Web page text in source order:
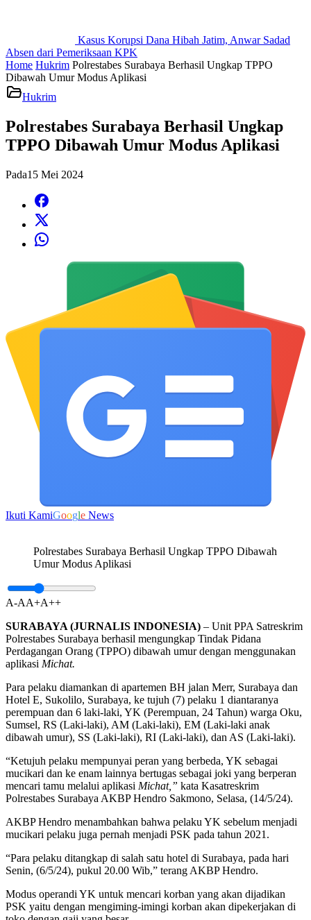
Kasus Korupsi Dana Hibah Jatim, Anwar Sadad
Absen dari Pemeriksaan KPK
Home Hukrim Polrestabes Surabaya Berhasil Ungkap TPPO
Dibawah Umur Modus Aplikasi
Hukrim
Polrestabes Surabaya Berhasil Ungkap
TPPO Dibawah Umur Modus Aplikasi
Pada15 Mei 2024
Ikuti KamiGoogle News
Polrestabes Surabaya Berhasil Ungkap TPPO Dibawah
Umur Modus Aplikasi
A-AA+A++
SURABAYA (JURNALIS INDONESIA) – Unit PPA Satreskrim
Polrestabes Surabaya berhasil mengungkap Tindak Pidana
Perdagangan Orang (TPPO) dibawah umur dengan menggunakan
aplikasi Michat.
Para pelaku diamankan di apartemen BH jalan Merr, Surabaya dan
Hotel E, Sukolilo, Surabaya, ke tujuh (7) pelaku 1 diantaranya
perempuan dan 6 laki-laki, YK (Perempuan, 24 Tahun) warga Oku,
Sumsel, RS (Laki-laki), AM (Laki-laki), EM (Laki-laki anak
dibawah umur), SS (Laki-laki), RI (Laki-laki), dan AS (Laki-laki).
“Ketujuh pelaku mempunyai peran yang berbeda, YK sebagai
mucikari dan ke enam lainnya bertugas sebagai joki yang berperan
mencari tamu melalui aplikasi Michat,” kata Kasatreskrim
Polrestabes Surabaya AKBP Hendro Sakmono, Selasa, (14/5/24).
AKBP Hendro menambahkan bahwa pelaku YK sebelum menjadi
mucikari pelaku juga pernah menjadi PSK pada tahun 2021.
“Para pelaku ditangkap di salah satu hotel di Surabaya, pada hari
Senin, (6/5/24), pukul 20.00 Wib,” terang AKBP Hendro.
Modus operandi YK untuk mencari korban yang akan dijadikan
PSK yaitu dengan mengiming-imingi korban akan dipekerjakan di